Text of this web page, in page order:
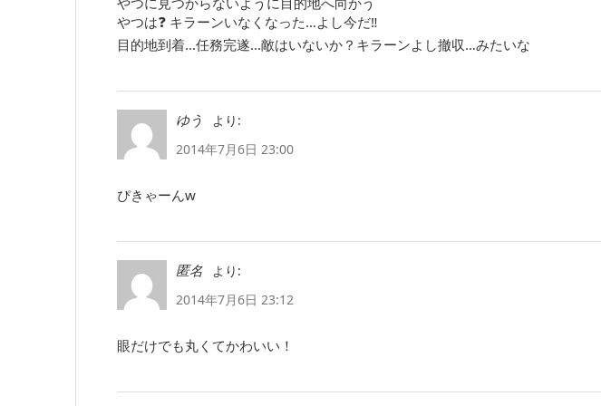
やつは❓ キラーンいなくなった…よし今だ‼️
目的地到着…任務完遂…敵はいないか？キラーンよし撤収…みたいな
ゆう
より:
2014年7月6日 23:00
ぴきゃーんw
匿名
より:
2014年7月6日 23:12
眼だけでも丸くてかわいい！